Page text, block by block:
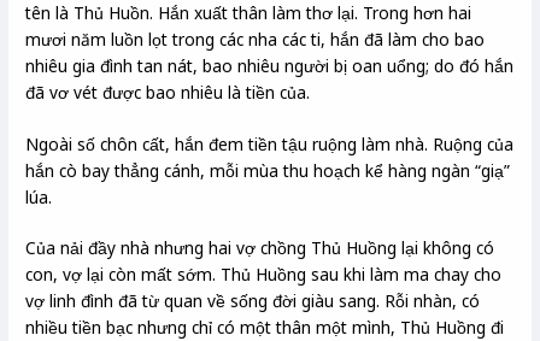
tên là Thủ Huồn. Hắn xuất thân làm thơ lại. Trong hơn hai
mươi năm luồn lọt trong các nha các ti, hắn đã làm cho bao
nhiêu gia đình tan nát, bao nhiêu người bị oan uổng; do đó hắn
đã vơ vét được bao nhiêu là tiền của.
Ngoài số chôn cất, hắn đem tiền tậu ruộng làm nhà. Ruộng của
hắn cò bay thẳng cánh, mỗi mùa thu hoạch kể hàng ngàn “giạ”
lúa.
Của nải đầy nhà nhưng hai vợ chồng Thủ Huồng lại không có
con, vợ lại còn mất sớm. Thủ Huồng sau khi làm ma chay cho
vợ linh đình đã từ quan về sống đời giàu sang. Rỗi nhàn, có
nhiều tiền bạc nhưng chỉ có một thân một mình, Thủ Huồng đi